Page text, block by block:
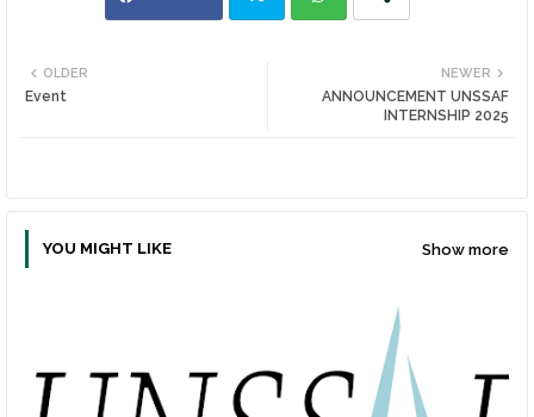
ats
NEWER
ANNOUNCEMENT UNSSAF
INTERNSHIP 2025
OLDER
Event
YOU MIGHT LIKE Show more